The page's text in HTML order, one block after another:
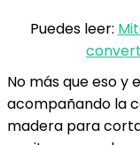
Puedes leer:
No más que eso y
acompañando la
madera para